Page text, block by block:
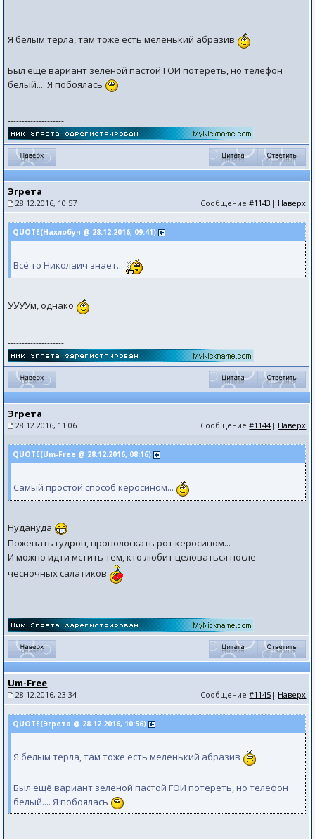
Я белым терла, там тоже есть меленький абразив
Был ещё вариант зеленой пастой ГОИ потереть, но телефон
белый.... Я побоялась
--------------------
Эгрета
28.12.2016, 10:57 Сообщение#1143 | Наверх
QUOTE(Нахлобуч @ 28.12.2016, 09:41)
Всё то Николаич знает...
УУУУм, однако
--------------------
Эгрета
28.12.2016, 11:06 Сообщение#1144| Наверх
QUOTE(Um-Free @ 28.12.2016, 08:16)
Самый простой способ керосином...
Нудануда
Пожевать гудрон, прополоскать рот керосином...
И можно идти мстить тем, кто любит целоваться после
чесночных салатиков
--------------------
Um-Free
28.12.2016, 23:34 Сообщение#1145 | Наверх
QUOTE(Эгрета @ 28.12.2016, 10:56)
Я белым терла, там тоже есть меленький абразив
Был ещё вариант зеленой пастой ГОИ потереть, но телефон
белый.... Я побоялась